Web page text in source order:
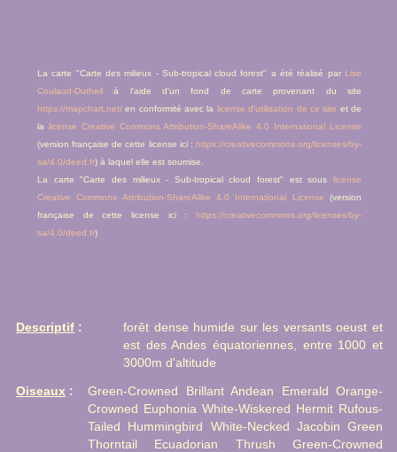
La carte "Carte des milieux - Sub-tropical cloud forest" a été réalisé par Lise
Coulaud-Dutheilà l'aide d'un fond de carte provenant du site
https://mapchart.net/ en conformité avec la license d'utilisation de ce site et de
la license Creative Commons Attribution-ShareAlike 4.0 International License
(version française de cette license ici : https://creativecommons.org/licenses/by-
sa/4.0/deed.fr) à laquel elle est soumise.
La carte "Carte des milieux - Sub-tropical cloud forest" est sous license
Creative Commons Attribution-ShareAlike 4.0 International License (version
française de cette license ici : https://creativecommons.org/licenses/by-
sa/4.0/deed.fr)
Descriptif :
forêt dense humide sur les versants oeust et
est des Andes équatoriennes, entre 1000 et
3000m d'altitude
Oiseaux :
Green-Crowned Brillant Andean Emerald Orange-
Crowned Euphonia White-Wiskered Hermit Rufous-
Tailed Hummingbird White-Necked Jacobin Green
Thorntail Ecuadorian Thrush Green-Crowned